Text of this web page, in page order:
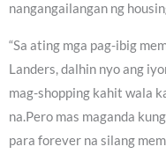
nangangailangan ng
“Sa ating mga pag-ibig
Landers, dalhin nyo ang
mag-shopping kahit wala
na.Pero mas maganda
para forever na silang